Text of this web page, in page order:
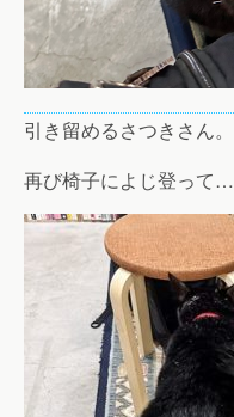
引き留めるさつきさん。
再び椅子によじ登って…